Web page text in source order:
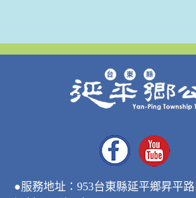
●服務地址：953台東縣延平鄉昇平